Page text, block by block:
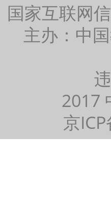
国家互联网
主办：中
2017
京